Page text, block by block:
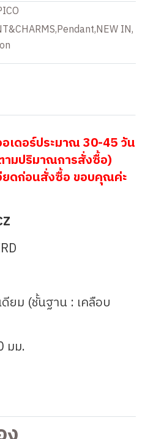
,Pendant,NEW IN,
เดอร์ประมาณ 30-45 วัน
ามปริมาณการสั่งซื้อ)
ยดก่อนสั่งซื้อ ขอบคุณค่ะ
ดียม (ชั้นฐาน : เคลือบ
มม.